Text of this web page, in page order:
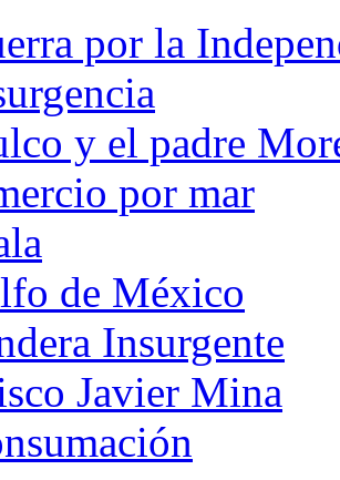
por la
y el padre
por mar
de México
Insurgente
Javier Mina